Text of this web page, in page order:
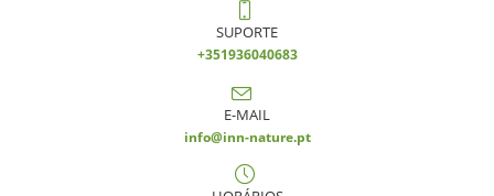
SUPORTE
+351936040683
E-MAIL
info@inn-nature.pt